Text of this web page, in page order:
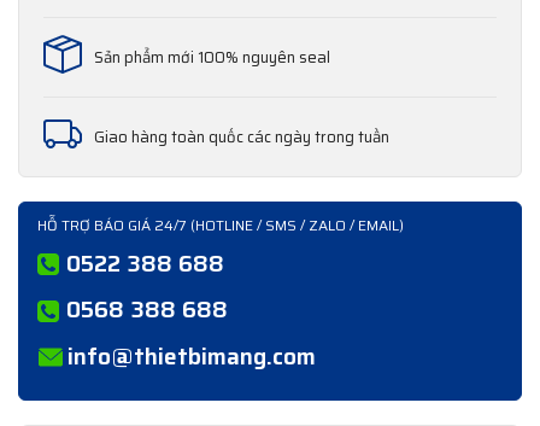
Sản phẩm mới 100% nguyên seal
Giao hàng toàn quốc các ngày trong tuần
HỖ TRỢ BÁO GIÁ 24/7 (HOTLINE / SMS / ZALO / EMAIL)
0522 388 688
0568 388 688
info@thietbimang.com